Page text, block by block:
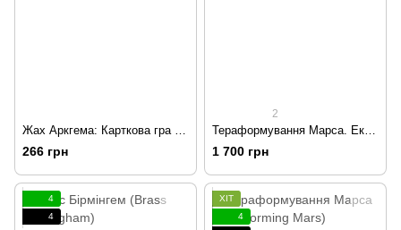
266 грн
2
1 700 грн
4
4
ХІТ
4